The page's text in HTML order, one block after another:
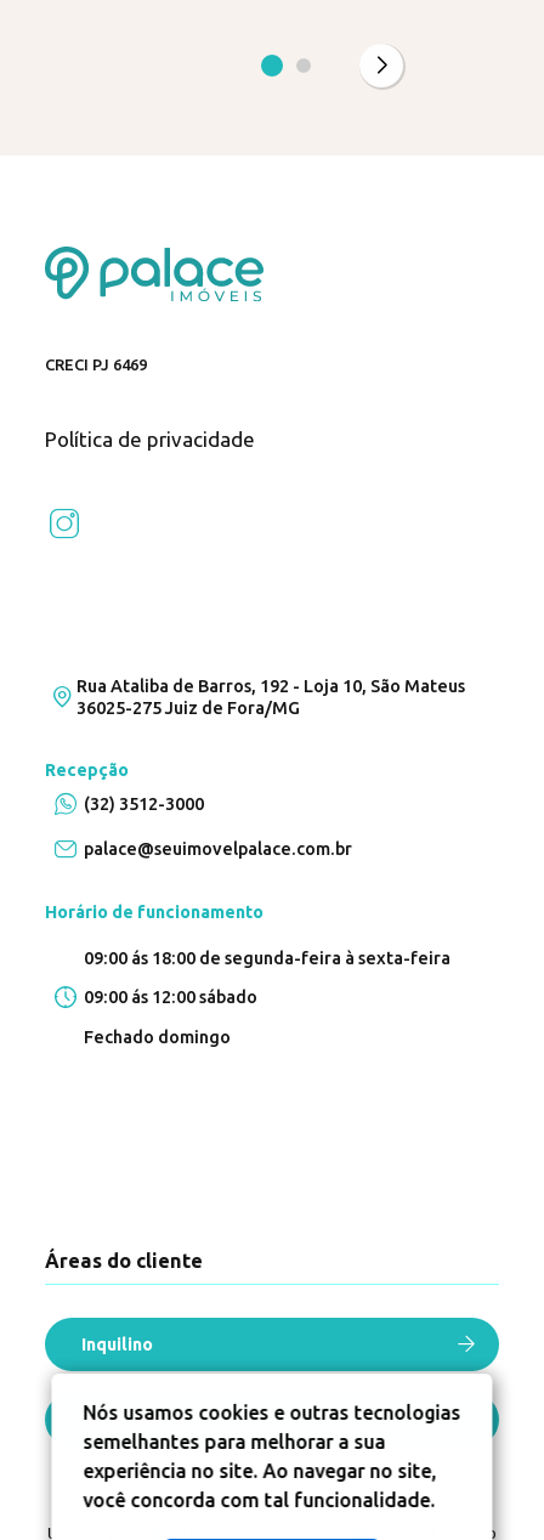
CRECI PJ 6469
Política de privacidade
Rua Ataliba de Barros, 192 - Loja 10, São Mateus
36025-275 Juiz de Fora/MG
Recepção
(32) 3512-3000
palace@seuimovelpalace.com.br
Horário de funcionamento
09:00 ás 18:00 de segunda-feira à sexta-feira
09:00 ás 12:00 sábado
Fechado domingo
Áreas do cliente
Inquilino
Proprietário
Um projeto Robustcrm.io
Nós usamos cookies e outras tecnologias
semelhantes para melhorar a sua
experiência no site. Ao navegar no site,
você concorda com tal funcionalidade.